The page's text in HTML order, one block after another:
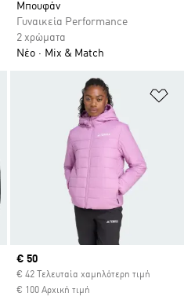
Μπουφάν
Γυναικεία Performance
2 χρώματα
Νέο
Mix & Match
Προσθήκη στη Λίστα Επιθυμιών
Current price
€ 50
€ 42 Τελευταία χαμηλότερη τιμή
€ 100 Αρχική τιμή